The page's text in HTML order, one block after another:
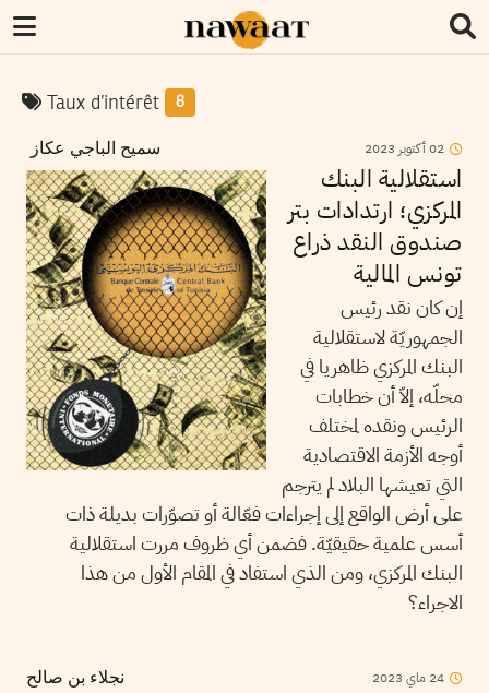
Taux d’intérêt 8
سميح الباجي عكاز 02أكتوبر 2023
استقلالية البنك
المركزي؛ ارتدادات بتر
صندوق النقد ذراع
تونس المالية
إن كان نقد رئيس
الجمهوريّة لاستقلالية
البنك المركزي ظاهريا في
محلّه، إلاّ أن خطابات
الرئيس ونقده لمختلف
أوجه الأزمة الاقتصادية
التي تعيشها البلاد لم يترجم
على أرض الواقع إلى إجراءات فعّالة أو تصوّرات بديلة ذات
أسس علمية حقيقيّة. فضمن أي ظروف مررت استقلالية
البنك المركزي، ومن الذي استفاد في المقام الأول من هذا
الاجراء؟
نجلاء بن صالح 24 ماي 2023